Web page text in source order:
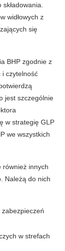
widłowych z
się
BHP zgodnie z
i czytelność
jest szczególnie
w strategię GLP
we wszystkich
również innych
Należą do nich
w strefach